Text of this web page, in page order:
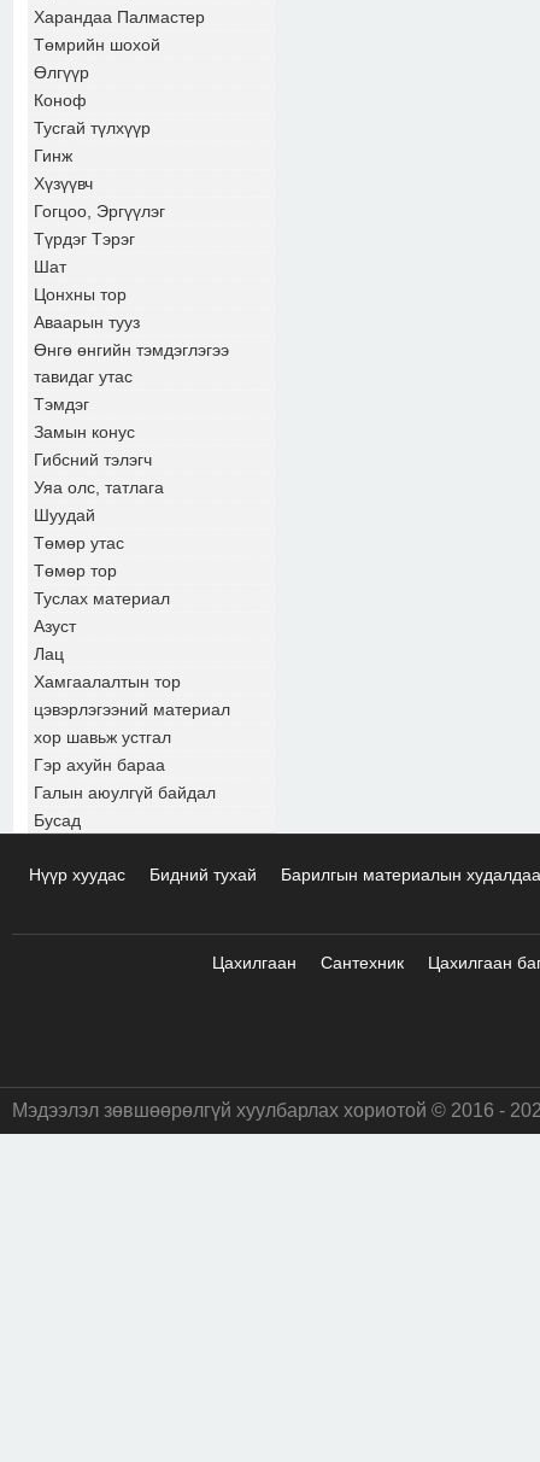
Харандаа Палмастер
Төмрийн шохой
Өлгүүр
Коноф
Тусгай түлхүүр
Гинж
Хүзүүвч
Гогцоо, Эргүүлэг
Түрдэг Тэрэг
Шат
Цонхны тор
Аваарын тууз
Өнгө өнгийн тэмдэглэгээ
тавидаг утас
Тэмдэг
Замын конус
Гибсний тэлэгч
Уяа олс, татлага
Шуудай
Төмөр утас
Төмөр тор
Туслах материал
Азуст
Лац
Хамгаалалтын тор
цэвэрлэгээний материал
хор шавьж устгал
Гэр ахуйн бараа
Галын аюулгүй байдал
Бусад
Нүүр хуудас Бидний тухай Барилгын материалын
Цахилгаан Сантехник Цахилгаан
Мэдээлэл зөвшөөрөлгүй хуулбарлах хориотой © 2016 -